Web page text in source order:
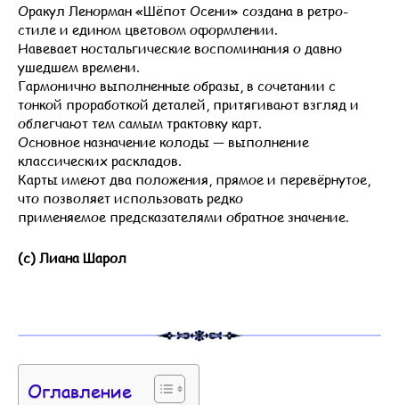
Оракул Ленорман «Шёпот Осени» создана в ретро-
стиле и едином цветовом оформлении.
Навевает ностальгические воспоминания о давно
ушедшем времени.
Гармонично выполненные образы, в сочетании с
тонкой проработкой деталей, притягивают взгляд и
облегчают тем самым трактовку карт.
Основное назначение колоды — выполнение
классических раскладов.
Карты имеют два положения, прямое и перевёрнутое,
что позволяет использовать редко
применяемое предсказателями обратное значение.
(с) Лиана Шарол
Оглавление